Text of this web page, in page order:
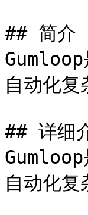
## 简介
自动化复
## 详细
自动化复